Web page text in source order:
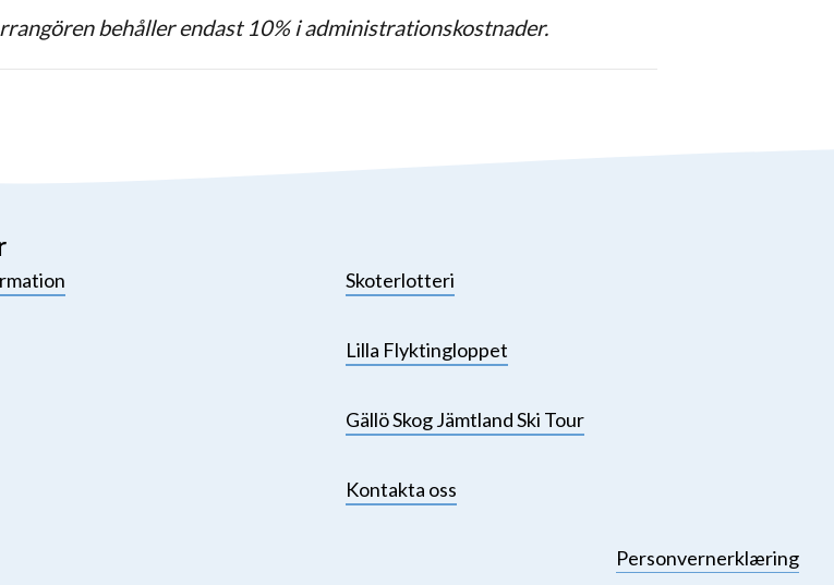
behåller endast 10% i administrationskostnader.
Skoterlotteri
Lilla Flyktingloppet
Gällö Skog Jämtland Ski Tour
Kontakta oss
Personvernerklæring